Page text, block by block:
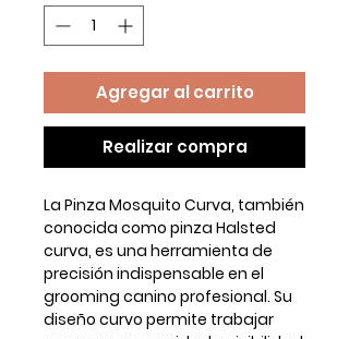
Agregar al carrito
Realizar compra
La Pinza Mosquito Curva, también
conocida como pinza Halsted
curva, es una herramienta de
precisión indispensable en el
grooming canino profesional. Su
diseño curvo permite trabajar